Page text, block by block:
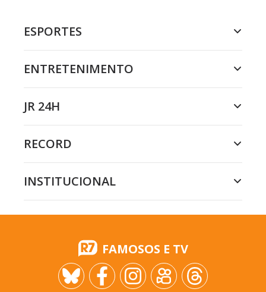
ESPORTES
ENTRETENIMENTO
JR 24H
RECORD
INSTITUCIONAL
FAMOSOS E TV